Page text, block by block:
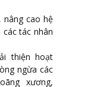
nâng cao hệ
tác nhân
thiện hoạt
ngừa các
xương,